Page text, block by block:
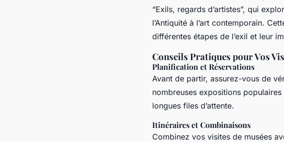
“Exils, regards d’artistes”, qui
l’Antiquité à l’art contemporain.
différentes étapes de l’exil et leur
Conseils Pratiques pour Vos
Planification et Réservations
Avant de partir, assurez-vous de
nombreuses expositions
longues files d’attente.
Itinéraires et Combinaisons
Combinez vos visites de musées